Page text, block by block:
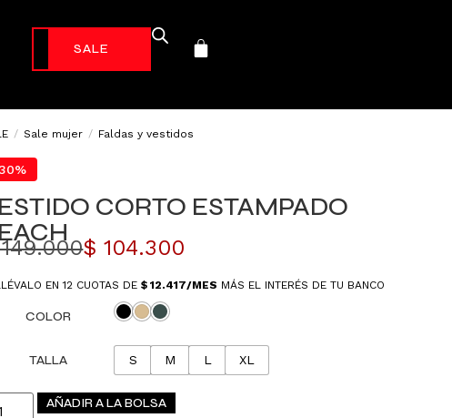
-70%*
/ Sale mujer / Faldas y vestidos
CORTO ESTAMPADO
$ 104.300
EN 12 CUOTAS DE$ 12.417/MES MÁS EL INTERÉS DE TU BANCO
COLOR
TALLA S M L XL
AÑADIR A LA BOLSA